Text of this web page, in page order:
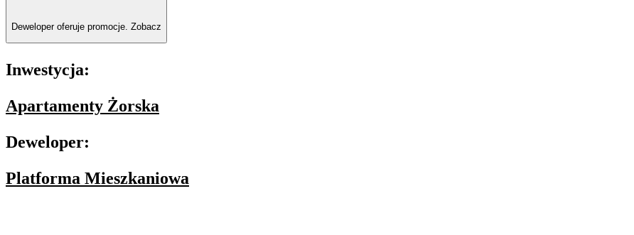
Deweloper oferuje promocje. Zobacz
Inwestycja:
Apartamenty Żorska
Deweloper:
Platforma Mieszkaniowa